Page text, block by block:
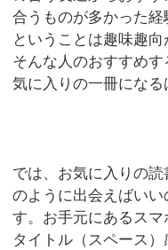
合うものが多かった
ということは趣味趣向
そんな人のおすすめ
気に入りの一冊になる
では、お気に入りの
のように出会えばい
す。お手元にあるス
タイトル（スペース